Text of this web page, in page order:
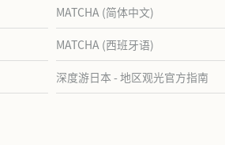
MATCHA (简体中文)
MATCHA (西班牙语)
深度游日本 - 地区观光官方指南